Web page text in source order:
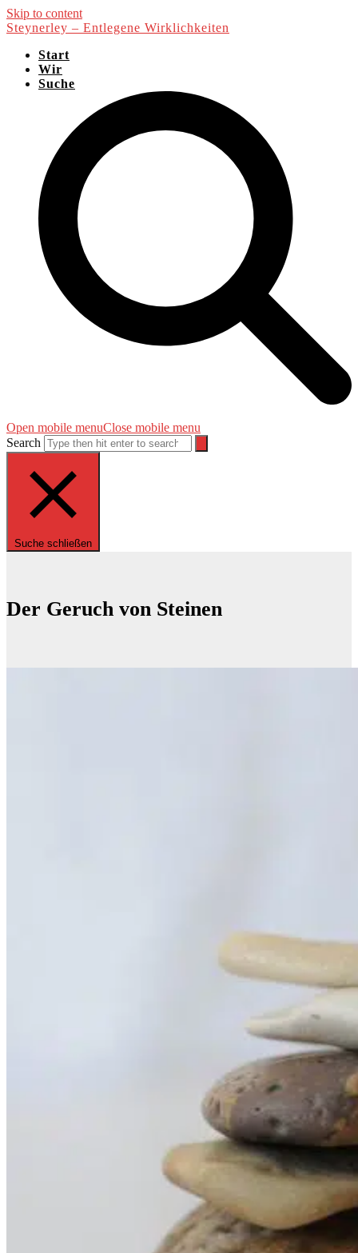
Skip to content
Steynerley – Entlegene Wirklichkeiten
Start
Wir
Suche
Open mobile menuClose mobile menu
Search
Suche schließen
Der Geruch von Steinen